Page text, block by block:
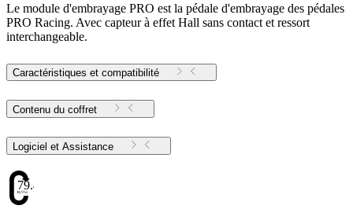
Le module d'embrayage PRO est la pédale d'embrayage des pédales
PRO Racing. Avec capteur à effet Hall sans contact et ressort
interchangeable.
Caractéristiques et compatibilité
Contenu du coffret
Logiciel et Assistance
79.48